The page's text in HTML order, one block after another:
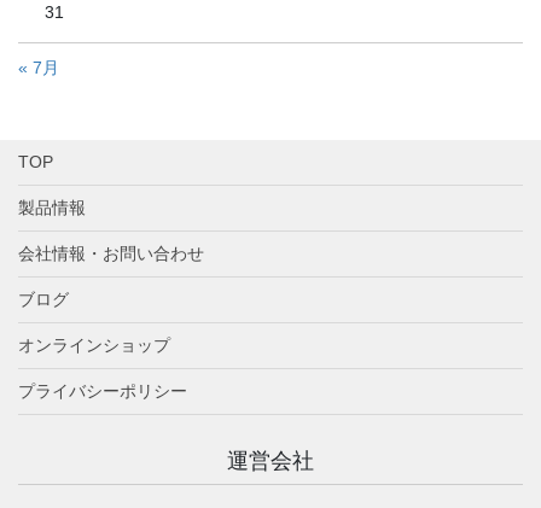
31
« 7月
TOP
製品情報
会社情報・お問い合わせ
ブログ
オンラインショップ
プライバシーポリシー
運営会社